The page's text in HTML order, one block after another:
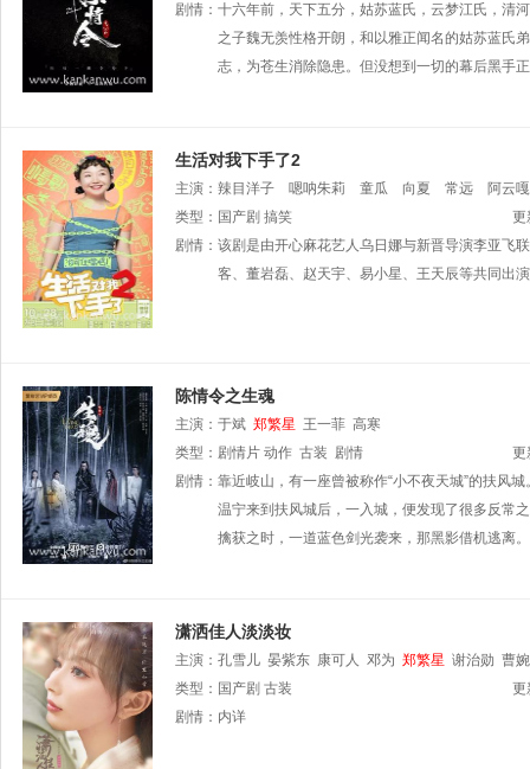
剧情： 十六年前，天下五分，姑苏蓝氏，云梦江氏，清
之子魏无羡性格开朗，和以雅正闻名的姑苏蓝氏
志，为苍生消除隐患。但没想到一切的幕后黑手
生活对我下手了2
主演： 辣目洋子 嗯呐朱莉 童瓜 向夏 常远
阿云嘎
卿
周川珺 古子成 吴承泽
类型： 国产剧 搞笑
更
剧情： 该剧是由开心麻花艺人乌日娜与新晋导演李亚飞
客、董岩磊、赵天宇、易小星、王天辰等共同出
陈情令之生魂
主演： 于斌 郑繁星 王一菲 高寒
类型： 剧情片 动作 古装 剧情
更
剧情： 靠近岐山，有一座曾被称作“小不夜天城”的扶风
温宁来到扶风城后，一入城，便发现了很多反常
擒获之时，一道蓝色剑光袭来，那黑影借机逃离
潇洒佳人淡淡妆
主演： 孔雪儿 晏紫东 康可人 邓为 郑繁星 谢治勋 曹
类型： 国产剧 古装
更
剧情： 内详